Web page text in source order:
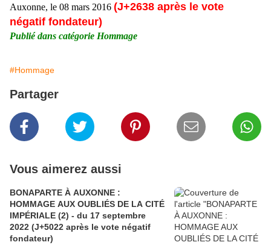
Auxonne, le 08 mars 2016 (J+2638 après le vote
négatif fondateur)
Publié dans catégorie Hommage
#Hommage
Partager
Vous aimerez aussi
BONAPARTE À AUXONNE :
HOMMAGE AUX OUBLIÉS DE LA CITÉ
IMPÉRIALE (2) - du 17 septembre
2022 (J+5022 après le vote négatif
fondateur)